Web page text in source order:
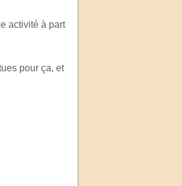
activité à part
pour ça, et